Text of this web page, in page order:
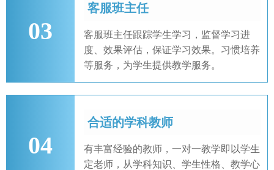
03
客服班主任
客服班主任跟踪学生学习，监督学习进
度、效果评估，保证学习效果。习惯培养
等服务，为学生提供教学服务。
04
合适的学科教师
有丰富经验的教师，一对一教学即以学生
定老师，从学科知识、学生性格、教学心